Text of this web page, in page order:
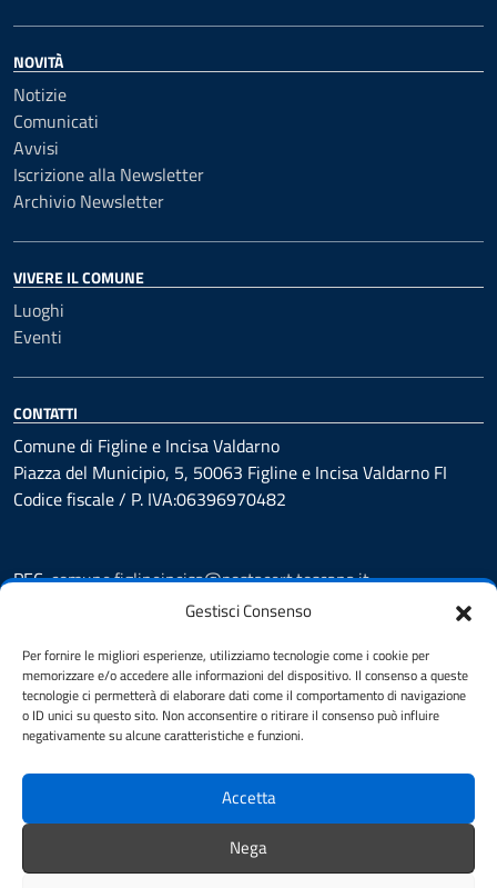
Gestisci Consenso
Per fornire le migliori esperienze, utilizziamo tecnologie come i cookie per
memorizzare e/o accedere alle informazioni del dispositivo. Il consenso a queste
tecnologie ci permetterà di elaborare dati come il comportamento di navigazione
o ID unici su questo sito. Non acconsentire o ritirare il consenso può influire
negativamente su alcune caratteristiche e funzioni.
Accetta
Nega
NOVITÀ
Notizie
Comunicati
Avvisi
Iscrizione alla Newsletter
Archivio Newsletter
VIVERE IL COMUNE
Luoghi
Eventi
CONTATTI
Comune di Figline e Incisa Valdarno
Piazza del Municipio, 5, 50063 Figline e Incisa Valdarno FI
Codice fiscale / P. IVA:06396970482
PEC:comune.figlineincisa@postacert.toscana.it
Centralino unico: 05591251
Leggi le FAQ
Prenotazione appuntamento
Segnalazione disservizio
Whistleblowing
Amministrazione trasparente fino al 29/10/2024
Albo Pretorio
Cookie Policy